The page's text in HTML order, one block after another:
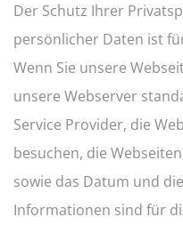
Der Schutz Ihrer
persönlicher Daten ist
Wenn Sie unsere
unsere Webserver
Service Provider, die
besuchen, die
sowie das Datum und
Informationen sind für